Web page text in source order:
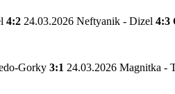
4:2 24.03.2026 Neftyanik - Dizel 4:3
Gorky 3:1 24.03.2026 Magnitka -